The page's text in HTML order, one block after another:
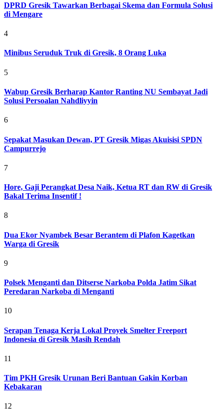
DPRD Gresik Tawarkan Berbagai Skema dan Formula Solusi
di Mengare
4
Minibus Seruduk Truk di Gresik, 8 Orang Luka
5
Wabup Gresik Berharap Kantor Ranting NU Sembayat Jadi
Solusi Persoalan Nahdliyyin
6
Sepakat Masukan Dewan, PT Gresik Migas Akuisisi SPDN
Campurrejo
7
Hore, Gaji Perangkat Desa Naik, Ketua RT dan RW di Gresik
Bakal Terima Insentif !
8
Dua Ekor Nyambek Besar Berantem di Plafon Kagetkan
Warga di Gresik
9
Polsek Menganti dan Ditserse Narkoba Polda Jatim Sikat
Peredaran Narkoba di Menganti
10
Serapan Tenaga Kerja Lokal Proyek Smelter Freeport
Indonesia di Gresik Masih Rendah
11
Tim PKH Gresik Urunan Beri Bantuan Gakin Korban
Kebakaran
12